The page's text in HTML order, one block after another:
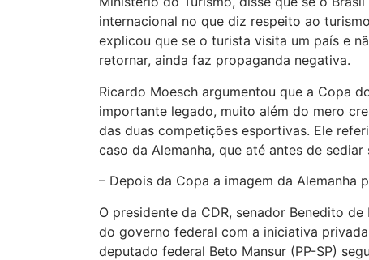
internacional no que diz respeito ao
explicou que se o turista visita um país e
retornar, ainda faz propaganda negativa.
Ricardo Moesch argumentou que a Copa
importante legado, muito além do mero
das duas competições esportivas. Ele
caso da Alemanha, que até antes de
– Depois da Copa a imagem da Alemanha
O presidente da CDR, senador Benedito
do governo federal com a iniciativa
deputado federal Beto Mansur (PP-SP)